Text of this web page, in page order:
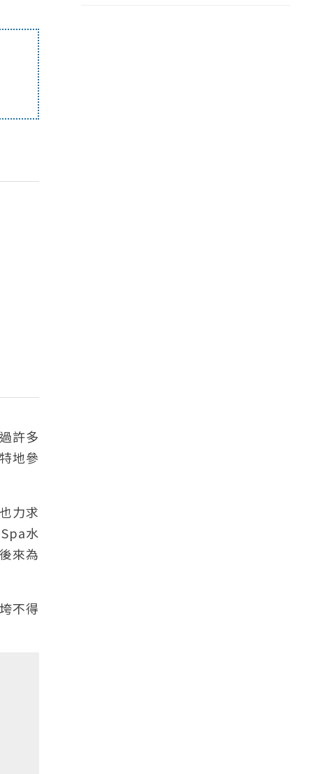
許多
地參
力求
水
來為
不得